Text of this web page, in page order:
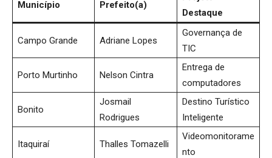
Município Prefeito(a)
Destaque
Campo Grande Adriane Lopes
Governança de
TIC
Porto Murtinho Nelson Cintra
Entrega de
computadores
Bonito
Josmail
Rodrigues
Destino Turístico
Inteligente
Itaquiraí Thalles Tomazelli
Videomonitorame
nto